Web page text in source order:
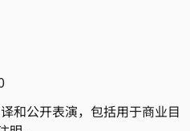
和公开表演，包括用于商业目